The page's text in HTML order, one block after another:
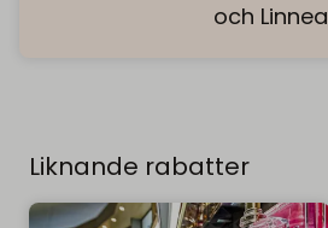
och Linnea
Liknande rabatter